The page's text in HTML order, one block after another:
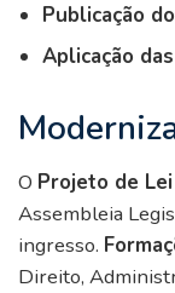
Publicação
Aplicação
O Projeto de
Assembleia
ingresso.
Direito,